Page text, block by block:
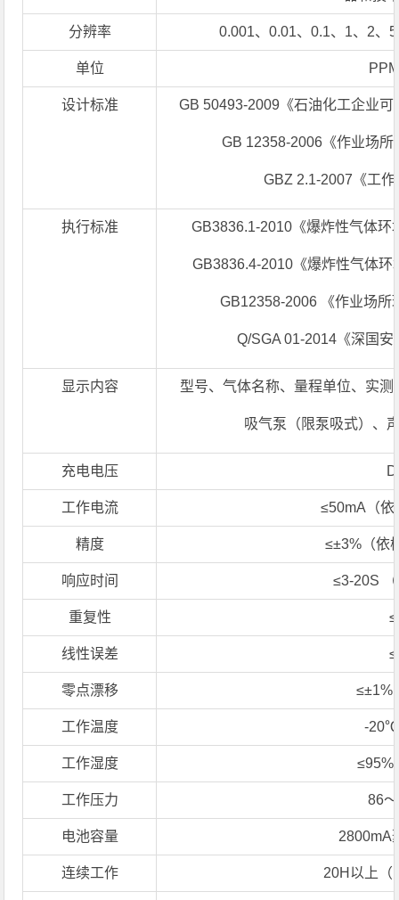
分辨率 0.001、0.01、0.1、1、2、
单位
设计标准 GB 50493-2009《石油化工企业
GB 12358-2006《作业场
GBZ 2.1-2007《工
执行标准 GB3836.1-2010《爆炸性气体
GB3836.4-2010《爆炸性气体环
GB12358-2006 《作业场所
Q/SGA 01-2014《深国
显示内容 型号、气体名称、量程单位、实
吸气泵（限泵吸式）、
充电电压
工作电流 ≤50mA（依
精度 ≤±3%（依
响应时间 ≤3-20S
重复性
线性误差
零点漂移 ≤±1%
工作温度 -
工作湿度
工作压力 86
电池容量 2800mA
连续工作 20H以上（